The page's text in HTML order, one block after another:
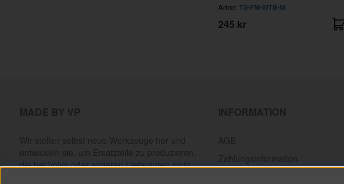
Artnr: TS-FM-WTB-M
245 kr
entwickeln sie, um Ersatzteile zu produzieren,
die bei Volvo oder anderen Lieferanten nicht
Zahlungsinformation